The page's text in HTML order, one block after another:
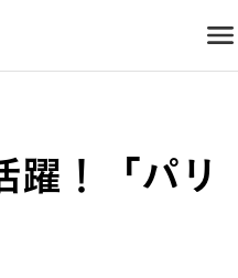
躍！「パリ